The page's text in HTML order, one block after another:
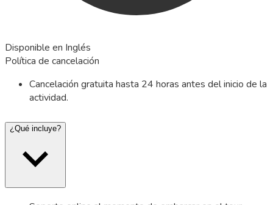
Disponible en Inglés
Política de cancelación
Cancelación gratuita hasta 24 horas antes del inicio de la
actividad.
¿Qué incluye?